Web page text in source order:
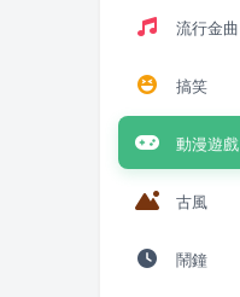
流行金曲
搞笑
動漫遊戲
古風
鬧鐘